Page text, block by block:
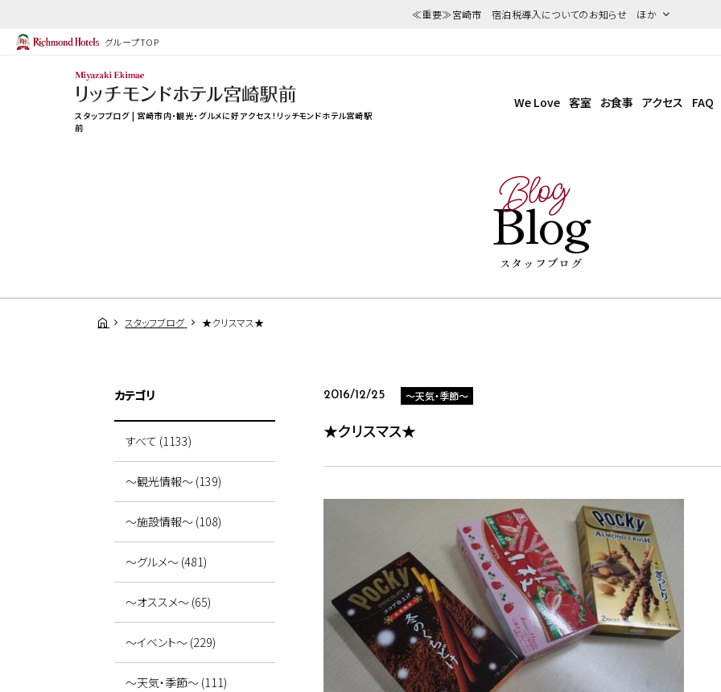
≪重要≫宮崎市 宿泊税導入についてのお知らせ ほか
グループTOP
スタッフブログ | 宮崎市内・観光・グルメに好アクセス！リッチモンドホテル宮崎駅
前
We Love 客室 お食事 アクセス FAQ
Blog
Blog
スタッフブログ
スタッフブログ ★クリスマス★
2016/12/25 ～天気・季節～
★クリスマス★
カテゴリ
すべて (1133)
～観光情報～ (139)
～施設情報～ (108)
～グルメ～ (481)
～オススメ～ (65)
～イベント～ (229)
～天気・季節～ (111)